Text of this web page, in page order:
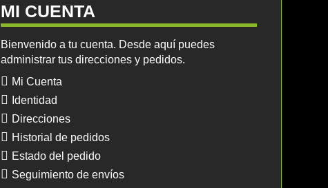
MI CUENTA
Bienvenido a tu cuenta. Desde aquí puedes
administrar tus direcciones y pedidos.
Mi Cuenta
Identidad
Direcciones
Historial de pedidos
Estado del pedido
Seguimiento de envíos